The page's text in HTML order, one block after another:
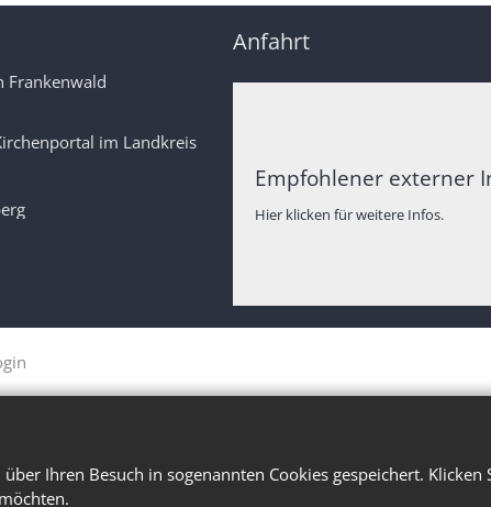
Ihren Besuch in sogenannten Cookies gespeichert. Klicken
Frankenwald
im Landkreis
Anfahrt
Empfohlener externer
Hier klicken für weitere Infos.